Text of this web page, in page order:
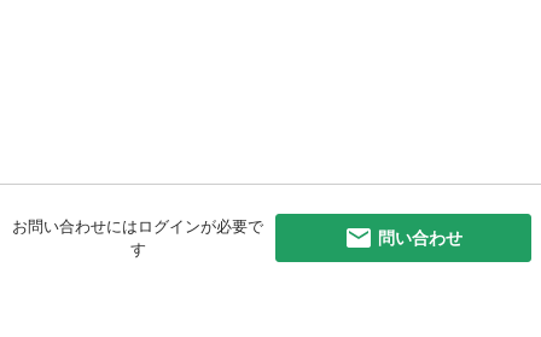
お問い合わせにはログインが必要で
す
問い合わせ